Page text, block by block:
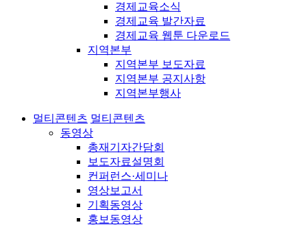
경제교육소식
경제교육 발간자료
경제교육 웹툰 다운로드
지역본부
지역본부 보도자료
지역본부 공지사항
지역본부행사
멀티콘텐츠 멀티콘텐츠
동영상
총재기자간담회
보도자료설명회
컨퍼런스·세미나
영상보고서
기획동영상
홍보동영상